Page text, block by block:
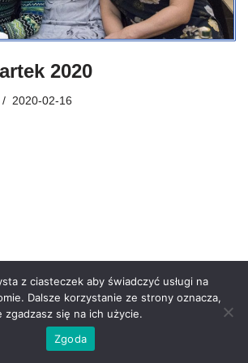
2020
2020-02-16
WordPress
z ciasteczek aby świadczyć usługi na
Dalsze korzystanie ze strony oznacza,
zgadzasz się na ich użycie.
Zgoda